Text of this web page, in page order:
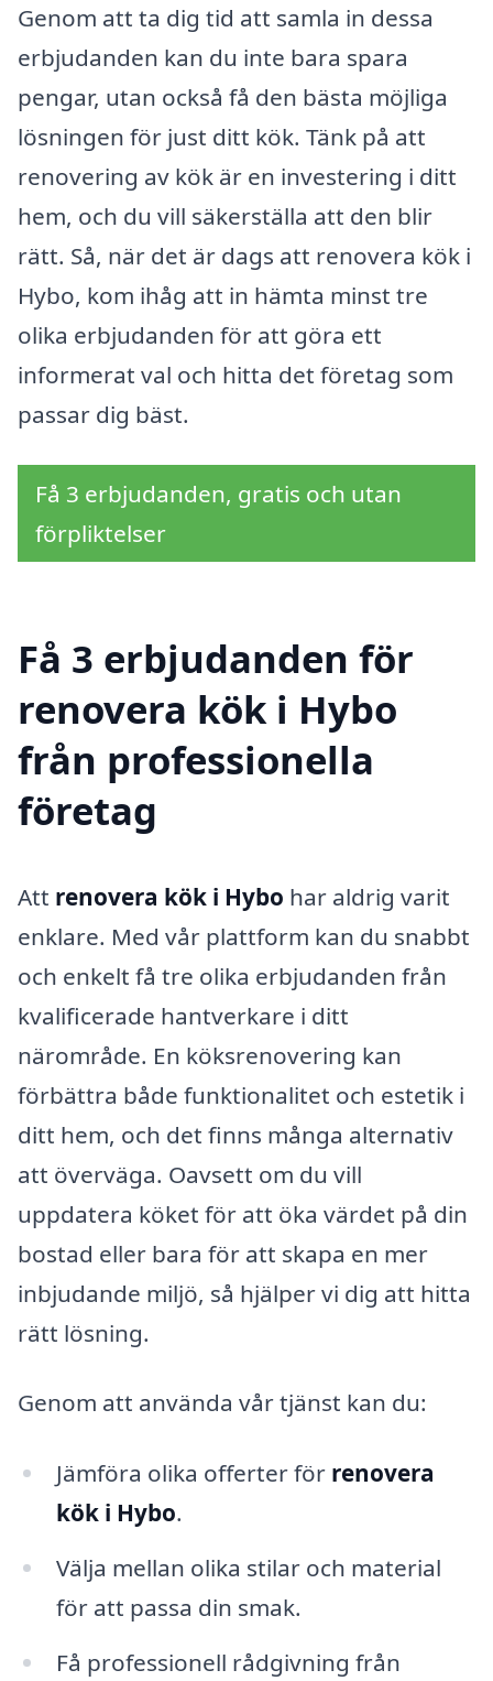
Genom att ta dig tid att samla in dessa
erbjudanden kan du inte bara spara
pengar, utan också få den bästa möjliga
lösningen för just ditt kök. Tänk på att
renovering av kök är en investering i ditt
hem, och du vill säkerställa att den blir
rätt. Så, när det är dags att renovera kök i
Hybo, kom ihåg att in hämta minst tre
olika erbjudanden för att göra ett
informerat val och hitta det företag som
passar dig bäst.
Få 3 erbjudanden, gratis och utan
förpliktelser
Få 3 erbjudanden för
renovera kök i Hybo
från professionella
företag
Att renovera kök i Hybo har aldrig varit
enklare. Med vår plattform kan du snabbt
och enkelt få tre olika erbjudanden från
kvalificerade hantverkare i ditt
närområde. En köksrenovering kan
förbättra både funktionalitet och estetik i
ditt hem, och det finns många alternativ
att överväga. Oavsett om du vill
uppdatera köket för att öka värdet på din
bostad eller bara för att skapa en mer
inbjudande miljö, så hjälper vi dig att hitta
rätt lösning.
Genom att använda vår tjänst kan du:
Jämföra olika offerter för renovera
kök i Hybo.
Välja mellan olika stilar och material
för att passa din smak.
Få professionell rådgivning från